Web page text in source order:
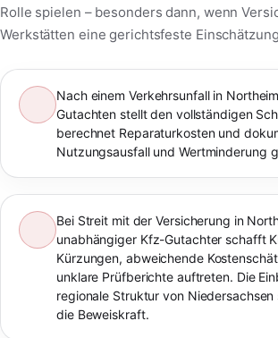
Rolle spielen – besonders dann, wenn
Werkstätten eine gerichtsfeste
Nach einem Verkehrsunfall in
Gutachten stellt den vollständigen
berechnet Reparaturkosten und
Nutzungsausfall und Wertminderung
Bei Streit mit der Versicherung in
unabhängiger Kfz-Gutachter schafft
Kürzungen, abweichende
unklare Prüfberichte auftreten. Die
regionale Struktur von
die Beweiskraft.